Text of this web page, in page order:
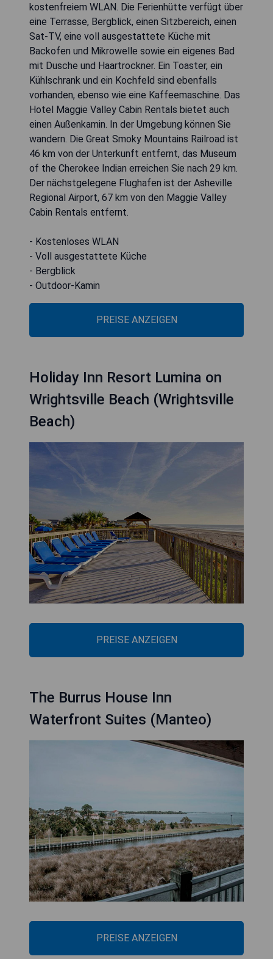
kostenfreiem WLAN. Die Ferienhütte verfügt über
eine Terrasse, Bergblick, einen Sitzbereich, einen
Sat-TV, eine voll ausgestattete Küche mit
Backofen und Mikrowelle sowie ein eigenes Bad
mit Dusche und Haartrockner. Ein Toaster, ein
Kühlschrank und ein Kochfeld sind ebenfalls
vorhanden, ebenso wie eine Kaffeemaschine. Das
Hotel Maggie Valley Cabin Rentals bietet auch
einen Außenkamin. In der Umgebung können Sie
wandern. Die Great Smoky Mountains Railroad ist
46 km von der Unterkunft entfernt, das Museum
of the Cherokee Indian erreichen Sie nach 29 km.
Der nächstgelegene Flughafen ist der Asheville
Regional Airport, 67 km von den Maggie Valley
Cabin Rentals entfernt.
- Kostenloses WLAN
- Voll ausgestattete Küche
- Bergblick
- Outdoor-Kamin
PREISE ANZEIGEN
Holiday Inn Resort Lumina on
Wrightsville Beach (Wrightsville
Beach)
PREISE ANZEIGEN
The Burrus House Inn
Waterfront Suites (Manteo)
PREISE ANZEIGEN